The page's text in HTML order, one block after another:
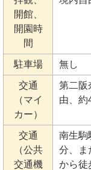
開館、
開園時
間
駐車場 無し
交通
（マイ
カー）
第二阪
由、約
交通
（公共
交通機
南生駒
分、ま
から徒